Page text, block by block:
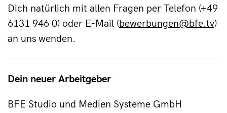
Dich natürlich mit allen Fragen per Telefon (+49
6131 946 0) oder E-Mail (bewerbungen@bfe.tv)
an uns wenden.
Dein neuer Arbeitgeber
BFE Studio und Medien Systeme GmbH